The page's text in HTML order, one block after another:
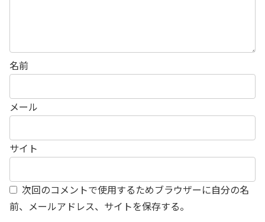
名前
メール
サイト
次回のコメントで使用するためブラウザーに自分の名
前、メールアドレス、サイトを保存する。